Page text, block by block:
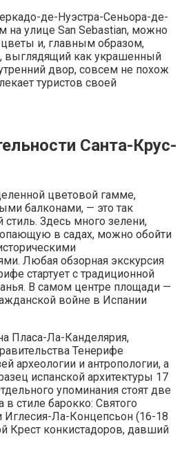
де-Нуэстра-Сеньора-де-
на улице San Sebastian, можно
и, главным образом,
выглядящий как украшенный
двор, совсем не похож
туристов своей
Санта-Крус-
цветовой гамме,
балконами, — это так
Здесь много зелени,
в садах, можно обойти
Любая обзорная экскурсия
стартует с традиционной
В самом центре площади —
войне в Испании
Пласа-Ла-Канделярия,
Тенерифе
археологии и антропологии, а
испанской архитектуры 17
упоминания стоят две
стиле барокко: Святого
Иглесия-Ла-Концепсьон (16-18
Крест конкистадоров, давший